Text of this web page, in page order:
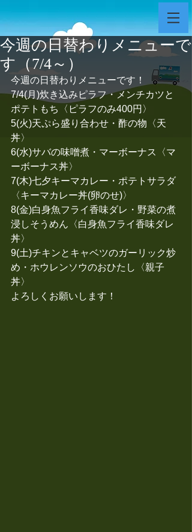
今週の日替わりメニューで
す（7/4～）
今週の日替わりメニューです！
7/4(月)炊き込みピラフ・メンチカツと
ポテトもち〈ピラフのみ400円〉
5(火)天ぷら盛り合わせ・酢の物〈天
丼〉
6(水)サバの味噌煮・マーボーナス〈マ
ーボーナス丼〉
7(木)七夕キーマカレー・ポテトサラダ
〈キーマカレー丼(卵のせ)〉
8(金)白身魚フライ香味ダレ・野菜の煮
浸しそうめん〈白身魚フライ香味ダレ
丼〉
9(土)チキンとキャベツのガーリック炒
め・ホウレンソウのおひたし〈親子
丼〉
よろしくお願いします！